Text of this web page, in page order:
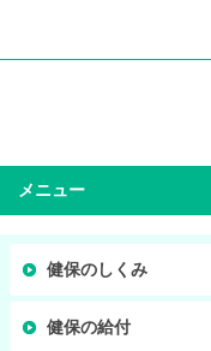
メニュー
健保のしくみ
健保の給付